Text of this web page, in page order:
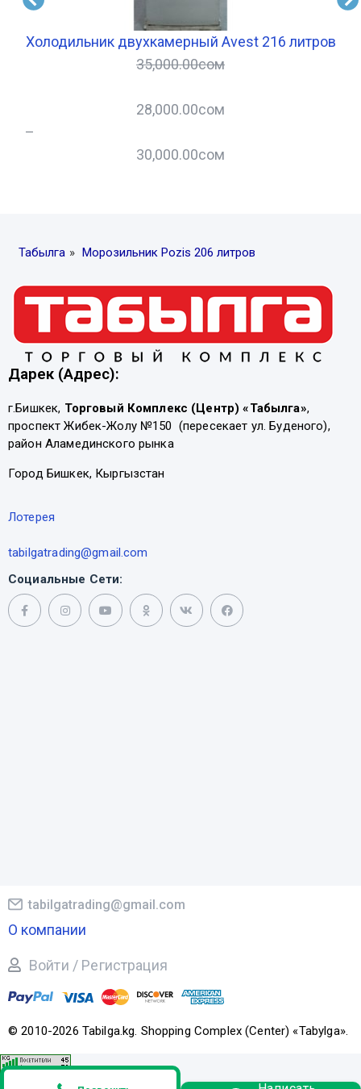
Холодильник двухкамерный Avest 216 литров
35,000.00сом
28,000.00сом
–
30,000.00сом
Табылга » Морозильник Pozis 206 литров
Дарек (Адрес):
г.Бишкек, Торговый Комплекс (Центр) «Табылга»,
проспект Жибек-Жолу №150 (пересекает ул. Буденого),
район Аламединского рынка
Город Бишкек, Кыргызстан
Лотерея
tabilgatrading@gmail.com
Социальные Сети:
© 2010-2026 Tabilga.kg. Shopping Complex (Center) «Tabylga».
tabilgatrading@gmail.com
О компании
Войти / Регистрация